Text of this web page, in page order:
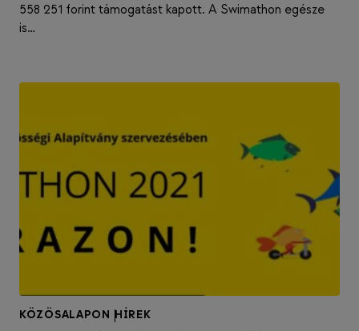
558 251 forint támogatást kapott. A Swimathon egésze
is…
KÖZÖSALAPON |
HÍREK